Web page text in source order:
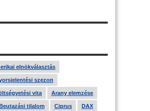
elnökválasztás
szezon
vita Arany elemzése
tilalom Ciprus DAX